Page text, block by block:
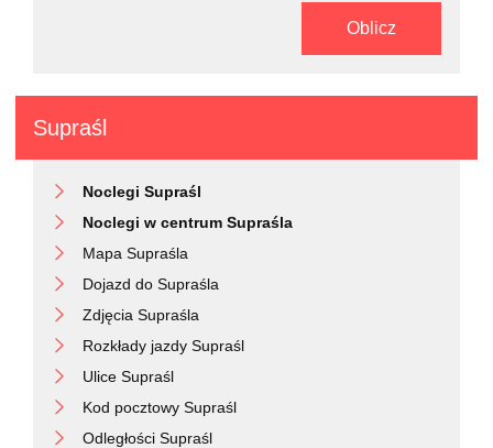
Oblicz
Supraśl
Noclegi Supraśl
Noclegi w centrum Supraśla
Mapa Supraśla
Dojazd do Supraśla
Zdjęcia Supraśla
Rozkłady jazdy Supraśl
Ulice Supraśl
Kod pocztowy Supraśl
Odległości Supraśl